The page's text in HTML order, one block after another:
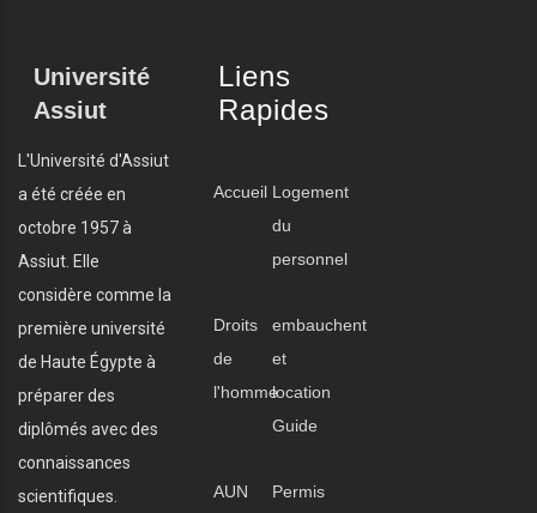
Université
Assiut
L'Université d'Assiut
a été créée en
octobre 1957 à
Assiut. Elle
considère comme la
première université
de Haute Égypte à
préparer des
diplômés avec des
connaissances
scientifiques.
Liens
Rapides
Accueil Logement
du
personnel
Droits
de
l'homme
embauchent
et
location
Guide
AUN
Permis